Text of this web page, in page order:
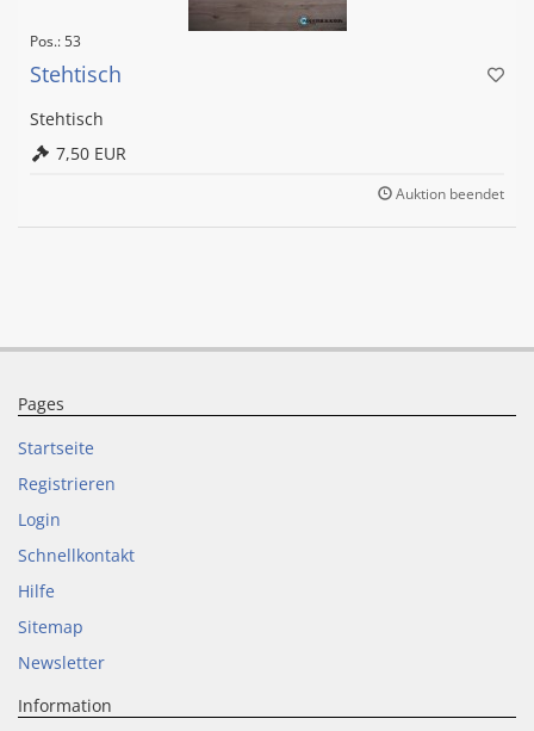
Pos.: 53
Stehtisch
Stehtisch
7,50 EUR
Auktion beendet
Pages
Startseite
Registrieren
Login
Schnellkontakt
Hilfe
Sitemap
Newsletter
Information